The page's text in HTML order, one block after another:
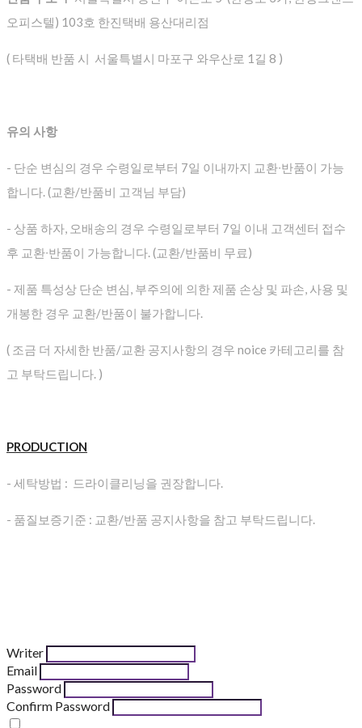
오피스텔) 103호 한진택배 용산대리점
( 타택배 반품 시 서울특별시 마포구 와우산로 1길 8 )
유의 사항
- 단순 변심의 경우 수령일로부터 7일 이내까지 교환∙반품이 가능
합니다. (교환/반품비 고객님 부담)
- 상품 하자, 오배송의 경우 수령일로부터 7일 이내 고객센터 접수
후 교환∙반품이 가능합니다. (교환/반품비 무료)
- 제품 특성상 단순 변심, 부주의에 의한 제품 손상 및 파손, 사용 및
개봉한 경우 교환/반품이 불가합니다.
( 조금 더 자세한 반품/교환 공지사항의 경우 noice 카테고리를 참
고 부탁드립니다. )
PRODUCTION
- 세탁방법 : 드라이클리닝을 권장합니다.
- 품질보증기준 : 교환/반품 공지사항을 참고 부탁드립니다.
Writer
Email
Password
Confirm Password